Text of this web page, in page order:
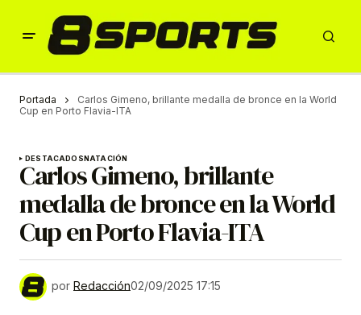
Portada
Carlos Gimeno, brillante medalla de bronce en la World
Cup en Porto Flavia-ITA
DESTACADOSNATACIÓN
Carlos Gimeno, brillante
medalla de bronce en la World
Cup en Porto Flavia-ITA
por Redacción02/09/2025 17:15